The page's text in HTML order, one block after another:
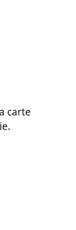
carte